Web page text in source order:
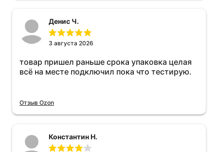
Денис Ч.
3 августа 2026
товар пришел раньше срока упаковка целая
всё на месте подключил пока что тестирую.
Отзыв Ozon
Константин Н.